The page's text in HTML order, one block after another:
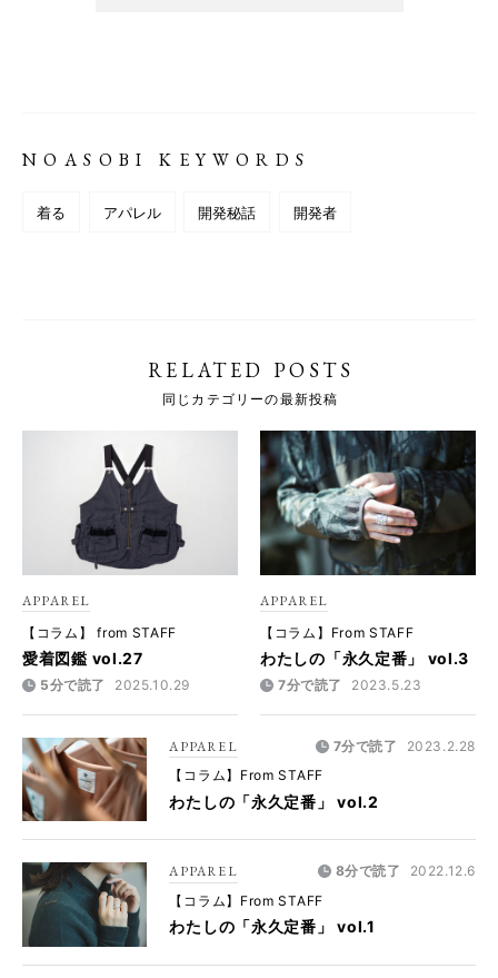
NOASOBI KEYWORDS
着る アパレル 開発秘話 開発者
RELATED POSTS
同じカテゴリーの最新投稿
APPAREL
【コラム】 from STAFF
愛着図鑑 vol.27
5分で読了 2025.10.29
APPAREL
【コラム】From STAFF
わたしの「永久定番」 vol.3
7分で読了 2023.5.23
APPAREL 7分で読了
2023.2.28
【コラム】From STAFF
わたしの「永久定番」 vol.2
APPAREL 8分で読了
2022.12.6
【コラム】From STAFF
わたしの「永久定番」 vol.1